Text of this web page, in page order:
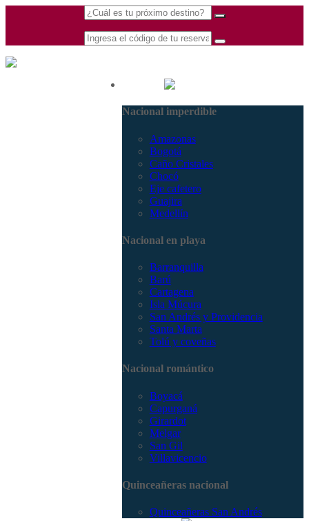
Nacional imperdible
Amazonas
Bogotá
Caño Cristales
Chocó
Eje cafetero
Guajira
Medellín
Nacional en playa
Barranquilla
Barú
Cartagena
Isla Múcura
San Andrés y Providencia
Santa Marta
Tolú y coveñas
Nacional romántico
Boyacá
Capurganá
Girardot
Melgar
San Gil
Villavicencio
Quinceañeras nacional
Quinceañeras San Andrés